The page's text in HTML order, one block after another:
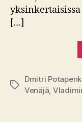
[…]
Avainsanat
Dmitri
Venäjä,